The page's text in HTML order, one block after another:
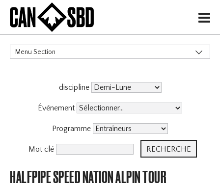
H
Menu Section
discipline
Événement
Programme
Mot clé
HALFPIPE SPEED NATION ALPIN TOUR